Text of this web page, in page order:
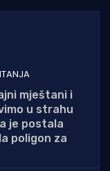
mještani i
u strahu
je postala
poligon za